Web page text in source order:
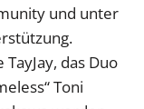
und unter
das Duo
Toni